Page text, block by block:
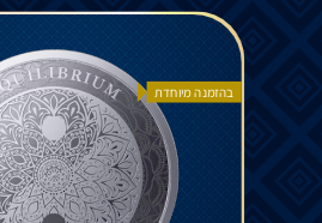
בהזמנה מיוחדת